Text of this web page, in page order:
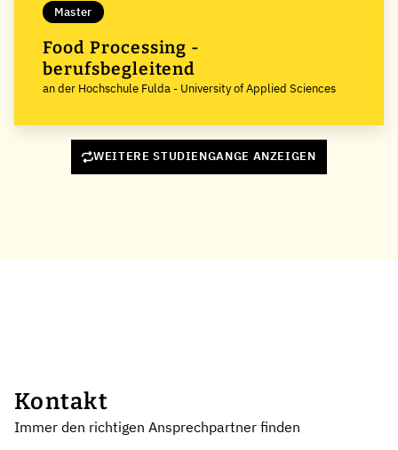
Master
Food Processing -
berufsbegleitend
an der Hochschule Fulda - University of Applied Sciences
WEITERE STUDIENGANGE ANZEIGEN
Kontakt
Immer den richtigen Ansprechpartner finden